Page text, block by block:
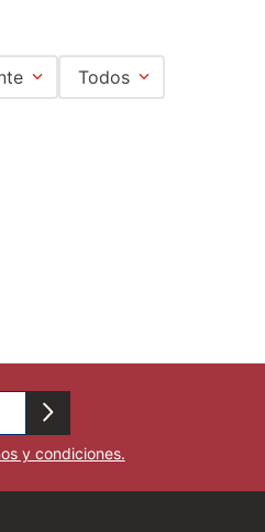
Todos
y condiciones.